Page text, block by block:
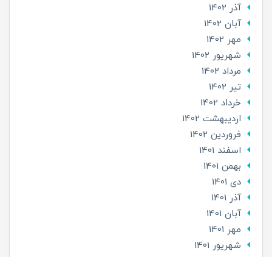
آذر 1402
آبان 1402
مهر 1402
شهریور 1402
مرداد 1402
تير 1402
خرداد 1402
ارديبهشت 1402
فروردین 1402
اسفند 1401
بهمن 1401
دی 1401
آذر 1401
آبان 1401
مهر 1401
شهریور 1401